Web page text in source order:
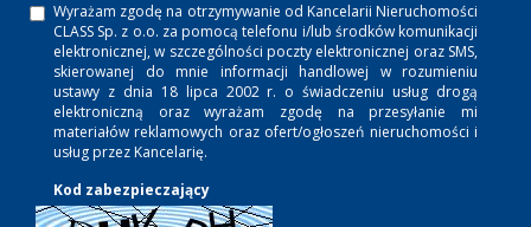
Wyrażam zgodę na otrzymywanie od Kancelarii Nieruchomości
CLASS Sp. z o.o. za pomocą telefonu i/lub środków komunikacji
elektronicznej, w szczególności poczty elektronicznej oraz SMS,
skierowanej do mnie informacji handlowej w rozumieniu
ustawy z dnia 18 lipca 2002 r. o świadczeniu usług drogą
elektroniczną oraz wyrażam zgodę na przesyłanie mi
materiałów reklamowych oraz ofert/ogłoszeń nieruchomości i
usług przez Kancelarię.
Kod zabezpieczający